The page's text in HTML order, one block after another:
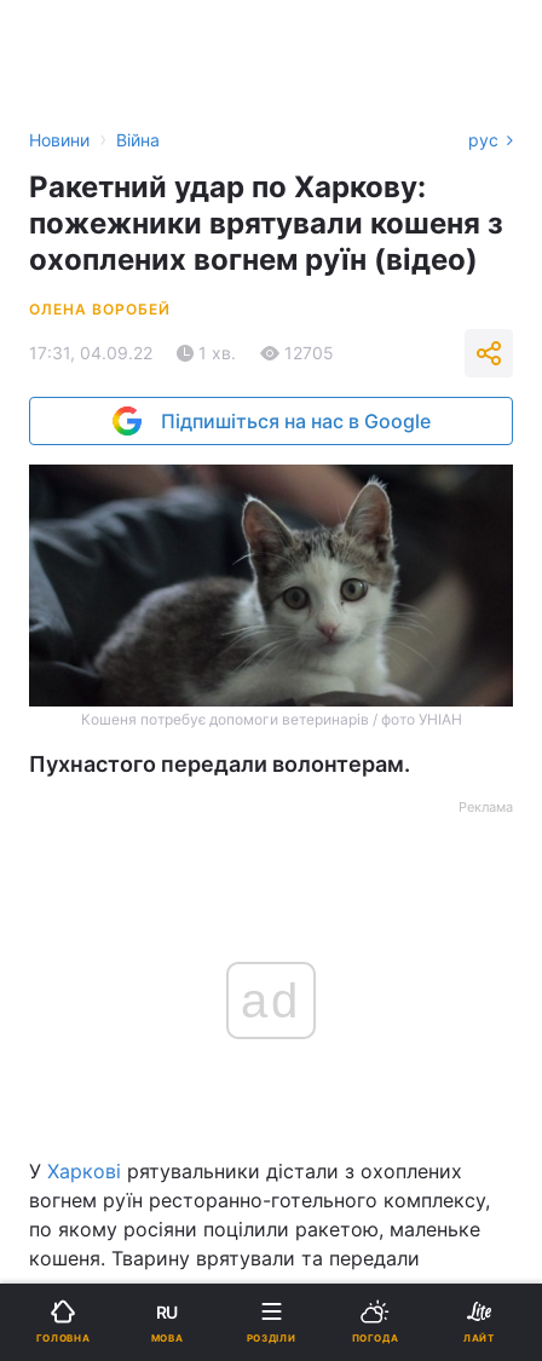
Новини › Війна рус
Ракетний удар по Харкову:
пожежники врятували кошеня з
охоплених вогнем руїн (відео)
ОЛЕНА ВОРОБЕЙ
17:31, 04.09.22 1 хв. 12705
Підпишіться на нас в Google
Кошеня потребує допомоги ветеринарів / фото УНІАН
Пухнастого передали волонтерам.
Реклама
ad
У Харкові рятувальники дістали з охоплених
вогнем руїн ресторанно-готельного комплексу,
по якому росіяни поцілили ракетою, маленьке
кошеня. Тварину врятували та передали
волонтерам.
Про це повідомляється на сторінці ДСНС України
ГОЛОВНА
RU
МОВА РОЗДІЛИ ПОГОДА ЛАЙТ